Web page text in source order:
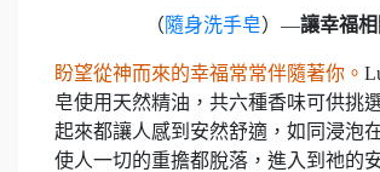
（隨身洗手皂）—讓幸福
盼望從神而來的幸福常常伴隨著你。
皂使用天然精油，共六種香味可供挑
起來都讓人感到安然舒適，如同浸泡
使人一切的重擔都脫落，進入到祂的